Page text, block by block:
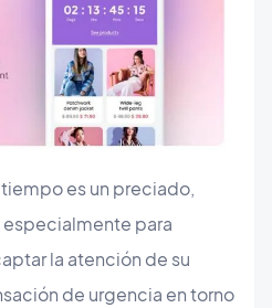
es un preciado,
para
la atención de su
de urgencia en torno